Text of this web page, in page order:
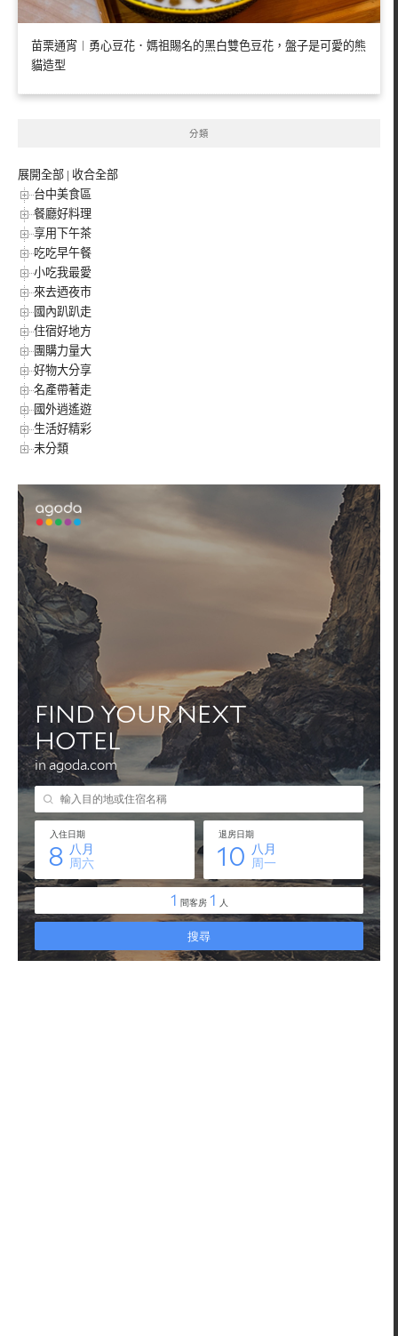
苗栗通宵︱勇心豆花．媽祖賜名的黑白雙色豆花，盤子是可愛的熊
貓造型
分類
展開全部 | 收合全部
台中美食區
餐廳好料理
享用下午茶
吃吃早午餐
小吃我最愛
來去迺夜市
國內趴趴走
住宿好地方
團購力量大
好物大分享
名產帶著走
國外逍遙遊
生活好精彩
未分類